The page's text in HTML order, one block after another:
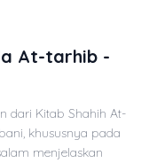
At-tarhib -
dari Kitab Shahih At-
khususnya pada
menjelaskan